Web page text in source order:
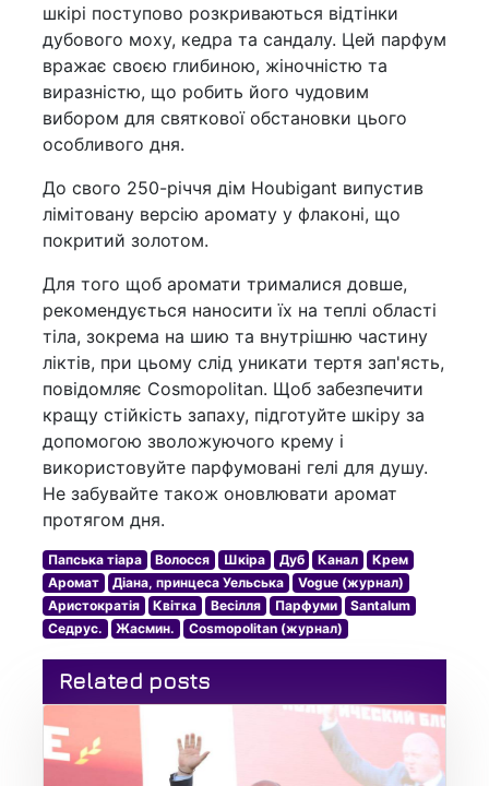
шкірі поступово розкриваються відтінки
дубового моху, кедра та сандалу. Цей парфум
вражає своєю глибиною, жіночністю та
виразністю, що робить його чудовим
вибором для святкової обстановки цього
особливого дня.
До свого 250-річчя дім Houbigant випустив
лімітовану версію аромату у флаконі, що
покритий золотом.
Для того щоб аромати трималися довше,
рекомендується наносити їх на теплі області
тіла, зокрема на шию та внутрішню частину
ліктів, при цьому слід уникати тертя зап'ясть,
повідомляє Cosmopolitan. Щоб забезпечити
кращу стійкість запаху, підготуйте шкіру за
допомогою зволожуючого крему і
використовуйте парфумовані гелі для душу.
Не забувайте також оновлювати аромат
протягом дня.
Папська тіара Волосся Шкіра Дуб Канал
Крем
Аромат
Діана, принцеса Уельська
Vogue (журнал)
Аристократія
Квітка Весілля Парфуми
Santalum
Седрус.
Жасмин. Cosmopolitan (журнал)
Related posts